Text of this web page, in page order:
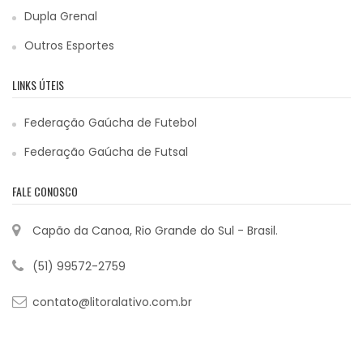
Dupla Grenal
Outros Esportes
LINKS ÚTEIS
Federação Gaúcha de Futebol
Federação Gaúcha de Futsal
FALE CONOSCO
Capão da Canoa, Rio Grande do Sul - Brasil.
(51) 99572-2759
contato@litoralativo.com.br